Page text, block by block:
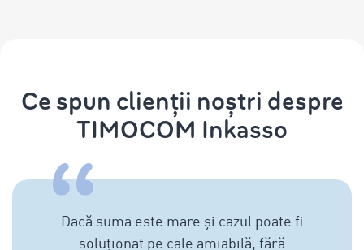
Ce spun clienții noștri despre
TIMOCOM Inkasso
Dacă suma este mare și cazul poate fi
soluționat pe cale amiabilă, fără